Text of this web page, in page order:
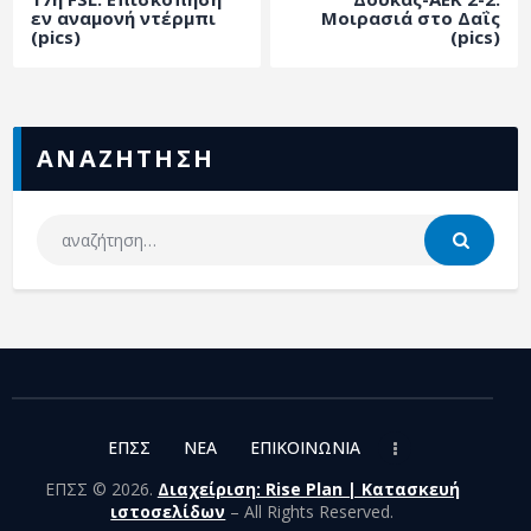
ΑΡΧΕΙΟ
εν αναμονή ντέρμπι
(pics)
Μοιρασιά στο Δαΐς
(pics)
ΑΝΑΖΗΤΗΣΗ
ΕΠΣΣ NEA
ΕΠΙΚΟΙΝΩΝΙΑ
ΕΠΣΣ © 2026. Διαχείριση: Rise Plan | Κατασκευή
ιστοσελίδων – All Rights Reserved.